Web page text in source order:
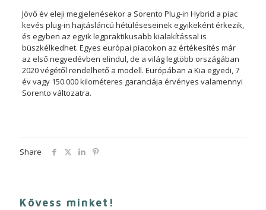
Jövő év eleji megjelenésekor a Sorento Plug-in Hybrid a piac
kevés plug-in hajtásláncú hétüléseseinek egyikeként érkezik,
és egyben az egyik legpraktikusabb kialakítással is
büszkélkedhet. Egyes európai piacokon az értékesítés már
az első negyedévben elindul, de a világ legtöbb országában
2020 végétől rendelhető a modell. Európában a Kia egyedi, 7
év vagy 150.000 kilométeres garanciája érvényes valamennyi
Sorento változatra.
Share
Kövess minket!